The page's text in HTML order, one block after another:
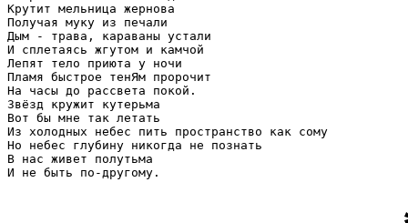
Крутит мельница жернова
Получая муку из печали
Дым - трава, караваны устали
И сплетаясь жгутом и камчой
Лепят тело приюта у ночи
Пламя быстрое тенЯм пророчит
На часы до рассвета покой.
Звёзд кружит кутерьма
Вот бы мне так летать
Из холодных небес пить пространство как сому
Но небес глубину никогда не познать
В нас живет полутьма